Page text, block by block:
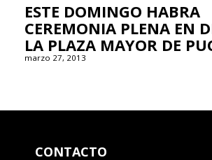
ESTE DOMINGO HABRA
CEREMONIA PLENA EN
LA PLAZA MAYOR DE
marzo 27, 2013
CONTACTO